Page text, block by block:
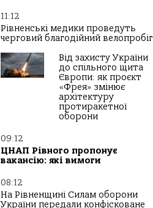
11:12
Рівненські медики проведуть
черговий благодійний велопробіг
Від захисту України
до спільного щита
Європи: як проєкт
«Фрея» змінює
архітектуру
протиракетної
оборони
09:12
ЦНАП Рівного пропонує
вакансію: які вимоги
08:12
На Рівненщині Силам оборони
України передали конфісковане